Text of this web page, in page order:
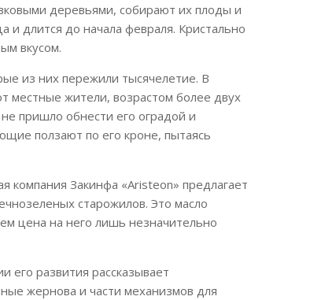
деревьями, собирают их плоды и
и длится до начала февраля. Кристально
вкусом.
из них пережили тысячелетие. В
местные жители, возрастом более двух
пришло обнести его оградой и
ползают по его кроне, пытаясь
компания Закинфа «Aristeon» предлагает
старожилов. Это масло
цена на него лишь незначительно
развития рассказывает
жернова и части механизмов для